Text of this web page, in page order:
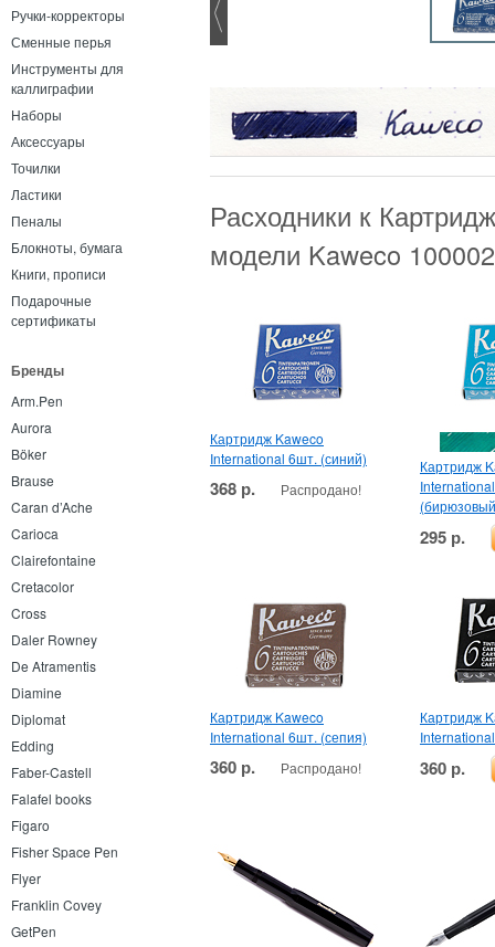
Ручки-корректоры
Сменные перья
Инструменты для
каллиграфии
Наборы
Аксессуары
Точилки
Ластики
Пеналы
Блокноты, бумага
Книги, прописи
Подарочные
сертификаты
Бренды
Arm.Pen
Aurora
Böker
Brause
Caran d’Ache
Carioca
Clairefontaine
Cretacolor
Cross
Daler Rowney
De Atramentis
Diamine
Diplomat
Edding
Faber-Castell
Falafel books
Figaro
Fisher Space Pen
Flyer
Franklin Covey
GetPen
Расходники к
модели
Картридж Kaweco
International 6шт. (синий)
368 р. Распродано!
Картридж
295 р.
Картридж Kaweco
International 6шт. (сепия)
360 р. Распродано!
Картридж
360 р.
Kaweco